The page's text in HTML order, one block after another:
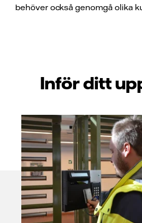
behöver också genomgå olika
Inför ditt